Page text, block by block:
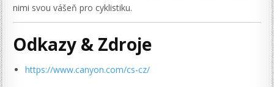
nimi svou vášeň pro cyklistiku.
Odkazy & Zdroje
https://www.canyon.com/cs-cz/